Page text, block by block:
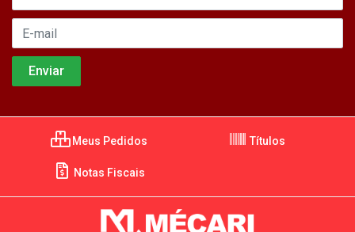
Meus Pedidos Títulos
Notas Fiscais